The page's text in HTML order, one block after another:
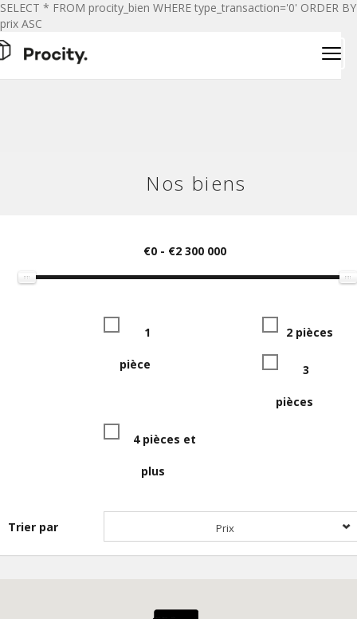
SELECT * FROM procity_bien WHERE type_transaction='0' ORDER BY
prix ASC
Nos biens
€0- €2 300 000
1
pièce
2 pièces
3
pièces
4 pièces et
plus
Trier par Prix